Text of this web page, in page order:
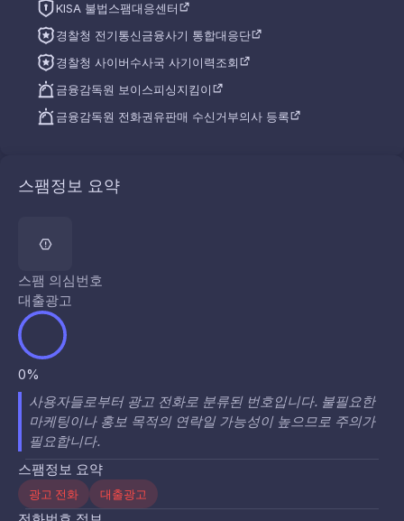
KISA 불법스팸대응센터
경찰청 전기통신금융사기 통합대응단
경찰청 사이버수사국 사기이력조회
금융감독원 보이스피싱지킴이
금융감독원 전화권유판매 수신거부의사 등록
스팸정보 요약
스팸 의심번호
대출광고
0%
사용자들로부터 광고 전화로 분류된 번호입니다. 불필요한
마케팅이나 홍보 목적의 연락일 가능성이 높으므로 주의가
필요합니다.
스팸정보 요약
광고 전화 대출광고